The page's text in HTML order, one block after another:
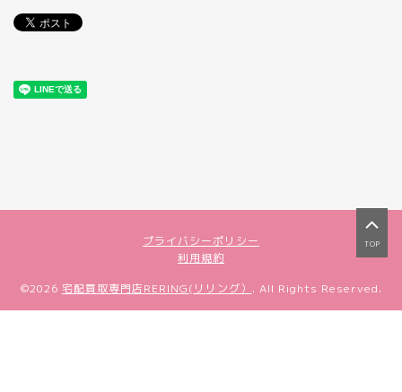
プライバシーポリシー
利用規約
TOP
©2026 宅配買取専門店RERING(リリング） . All Rights Reserved.